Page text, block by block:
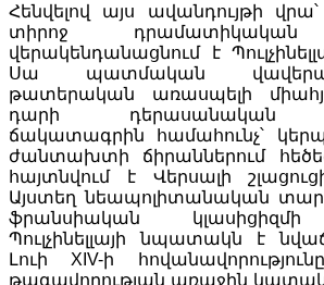
Հենվելով այս ավանդույթի
տիրոջ դրամատիկական
վերակենդանացնում է
Սա պատմական
թատերական առասպելի
դարի դերասանական
ճակատագրին համահունչ՝
ժանտախտի ճիրաններում
հայտնվում է Վերսալի
Այստեղ նեապոլիտանական
ֆրանսիական կլասիցիզմի
Պուլչինելլայի նպատակն է
Լուի XIV-ի
թագավորության առաջին